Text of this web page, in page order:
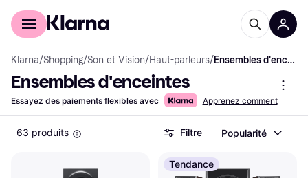
Acheter avec Klarna
Klarna/Shopping/Son et Vision/Haut-parleurs/ Ensembles d'enceintes
Ensembles d'enceintes
Essayez des paiements flexibles avec Apprenez comment
63 produits Filtre Popularité
Tendance